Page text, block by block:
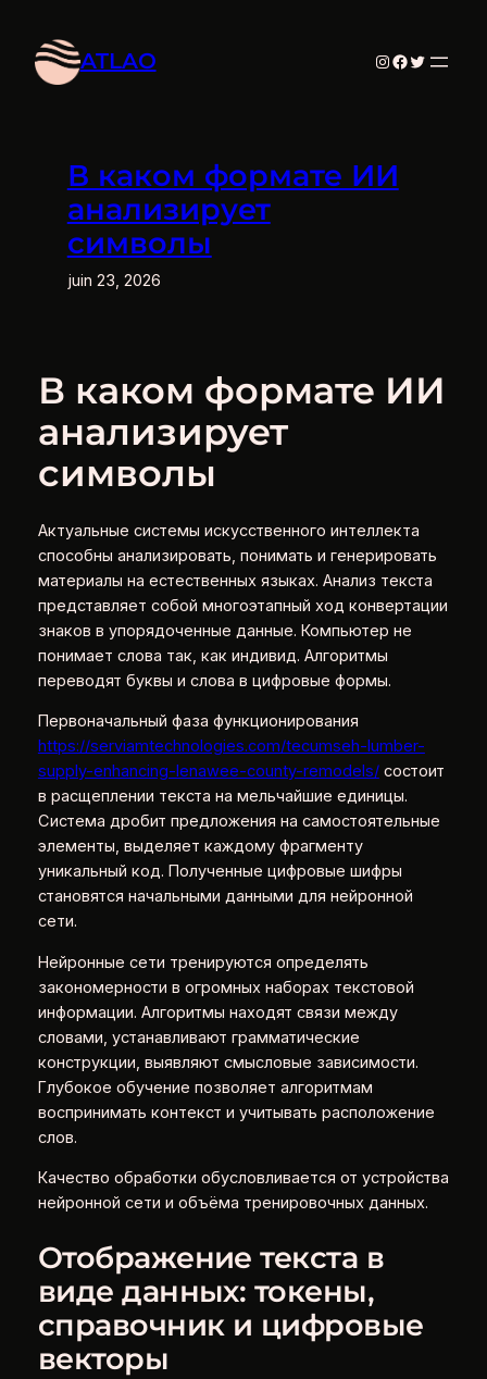
contenu
ATLAO Instagram
Facebook
Twitter
В каком формате ИИ
анализирует
символы
juin 23, 2026
В каком формате ИИ
анализирует
символы
Актуальные системы искусственного интеллекта
способны анализировать, понимать и генерировать
материалы на естественных языках. Анализ текста
представляет собой многоэтапный ход конвертации
знаков в упорядоченные данные. Компьютер не
понимает слова так, как индивид. Алгоритмы
переводят буквы и слова в цифровые формы.
Первоначальный фаза функционирования
https://serviamtechnologies.com/tecumseh-lumber-
supply-enhancing-lenawee-county-remodels/состоит
в расщеплении текста на мельчайшие единицы.
Система дробит предложения на самостоятельные
элементы, выделяет каждому фрагменту
уникальный код. Полученные цифровые шифры
становятся начальными данными для нейронной
сети.
Нейронные сети тренируются определять
закономерности в огромных наборах текстовой
информации. Алгоритмы находят связи между
словами, устанавливают грамматические
конструкции, выявляют смысловые зависимости.
Глубокое обучение позволяет алгоритмам
воспринимать контекст и учитывать расположение
слов.
Качество обработки обусловливается от устройства
нейронной сети и объёма тренировочных данных.
Отображение текста в
виде данных: токены,
справочник и цифровые
векторы